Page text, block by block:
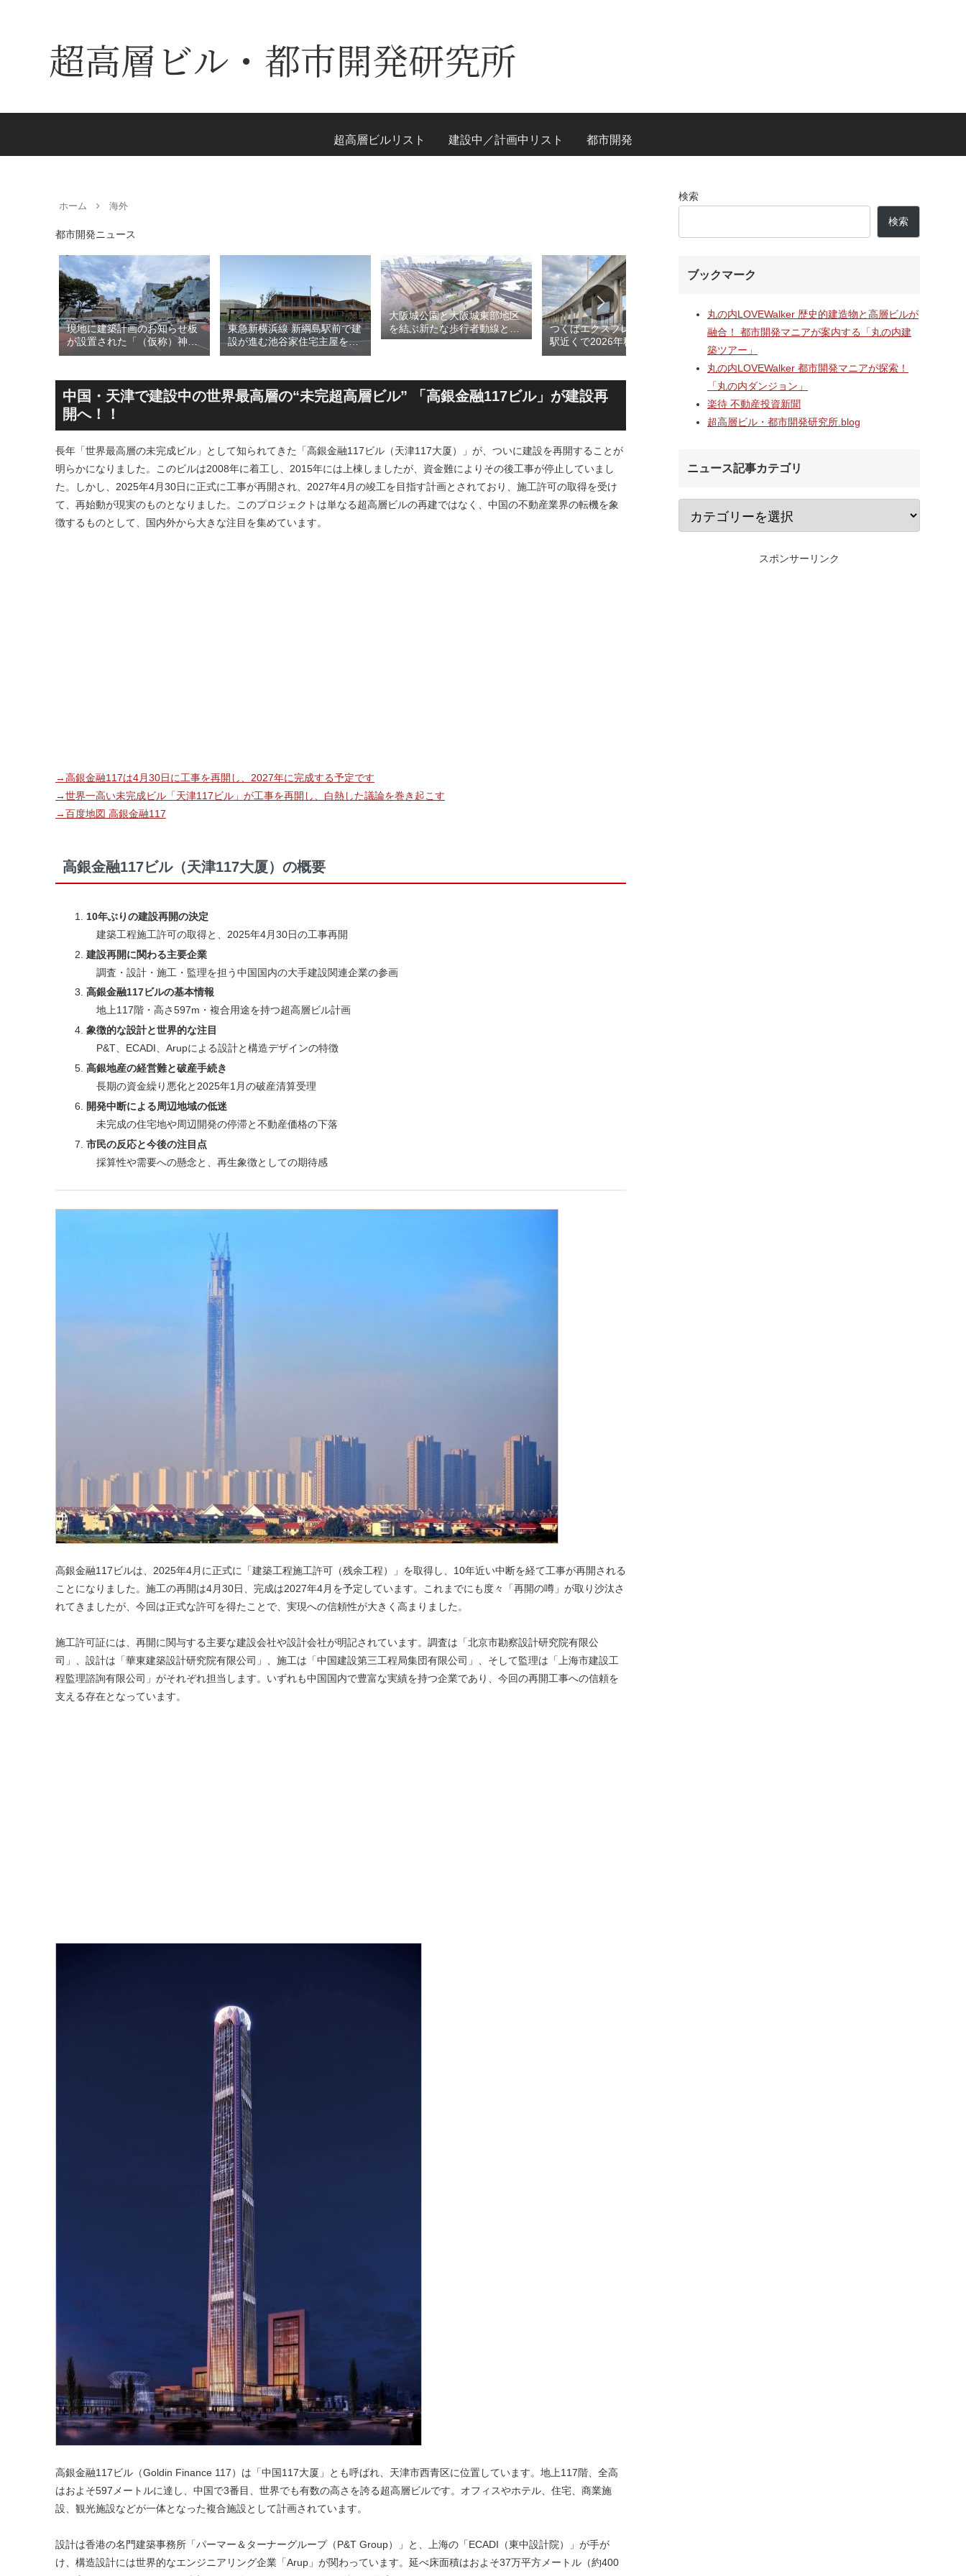
超高層ビル・都市開発研究所
超高層ビルリスト 建設中／計画中リスト 都市開発
ホーム 海外
都市開発ニュース
現地に建築計画のお知らせ板
が設置された「（仮称）神宮
前六丁目八角館建替計
SANAA設計で神宮前交差点に
新たな商業施設誕生へ！！
東急新横浜線 新綱島駅前で建
設が進む池谷家住宅主屋を活
用した「新綱島MICCA」！！
による新たな駅前拠点が2026
年秋誕生へ！！
大阪城公園と大阪城東部地区
を結ぶ新たな歩行者動線とな
る「大阪城公園接続デッ
表！！
つくばエクスプレス研究学園
駅近くで2026年秋に開業する
高架下商業施設「寿横
跡地の開発計画や商業ビル建
設進行などにより駅前商業地
が形成へ！！
海老名駅間地区のViNA
ズ）で建設中の「（仮称）フ
ァミリー棟」と「（仮称）ホ
テル温浴棟」2026年夏時点建
設状況！！天然温泉のほか子
育て・ペット関連の複合施設
の建設が進む！！
なんばのクボタ旧本
Kubota LaLa arena
中国・天津で建設中の世界最高層の“未完超高層ビル” 「高銀金融117ビル」が建設再
開へ！！
長年「世界最高層の未完成ビル」として知られてきた「高銀金融117ビル（天津117大厦）」が、ついに建設を再開することが
明らかになりました。このビルは2008年に着工し、2015年には上棟しましたが、資金難によりその後工事が停止していまし
た。しかし、2025年4月30日に正式に工事が再開され、2027年4月の竣工を目指す計画とされており、施工許可の取得を受け
て、再始動が現実のものとなりました。このプロジェクトは単なる超高層ビルの再建ではなく、中国の不動産業界の転機を象
徴するものとして、国内外から大きな注目を集めています。
→高銀金融117は4月30日に工事を再開し、2027年に完成する予定です
→世界一高い未完成ビル「天津117ビル」が工事を再開し、白熱した議論を巻き起こす
→百度地図 高銀金融117
高銀金融117ビル（天津117大厦）の概要
10年ぶりの建設再開の決定
建築工程施工許可の取得と、2025年4月30日の工事再開
建設再開に関わる主要企業
調査・設計・施工・監理を担う中国国内の大手建設関連企業の参画
高銀金融117ビルの基本情報
地上117階・高さ597m・複合用途を持つ超高層ビル計画
象徴的な設計と世界的な注目
P&T、ECADI、Arupによる設計と構造デザインの特徴
高銀地産の経営難と破産手続き
長期の資金繰り悪化と2025年1月の破産清算受理
開発中断による周辺地域の低迷
未完成の住宅地や周辺開発の停滞と不動産価格の下落
市民の反応と今後の注目点
採算性や需要への懸念と、再生象徴としての期待感
高銀金融117ビルは、2025年4月に正式に「建築工程施工許可（残余工程）」を取得し、10年近い中断を経て工事が再開される
ことになりました。施工の再開は4月30日、完成は2027年4月を予定しています。これまでにも度々「再開の噂」が取り沙汰さ
れてきましたが、今回は正式な許可を得たことで、実現への信頼性が大きく高まりました。
施工許可証には、再開に関与する主要な建設会社や設計会社が明記されています。調査は「北京市勘察設計研究院有限公
司」、設計は「華東建築設計研究院有限公司」、施工は「中国建設第三工程局集団有限公司」、そして監理は「上海市建設工
程監理諮詢有限公司」がそれぞれ担当します。いずれも中国国内で豊富な実績を持つ企業であり、今回の再開工事への信頼を
支える存在となっています。
高銀金融117ビル（Goldin Finance 117）は「中国117大厦」とも呼ばれ、天津市西青区に位置しています。地上117階、全高
はおよそ597メートルに達し、中国で3番目、世界でも有数の高さを誇る超高層ビルです。オフィスやホテル、住宅、商業施
設、観光施設などが一体となった複合施設として計画されています。
設計は香港の名門建築事務所「パーマー＆ターナーグループ（P&T Group）」と、上海の「ECADI（東中設計院）」が手が
け、構造設計には世界的なエンジニアリング企業「Arup」が関わっています。延べ床面積はおよそ37万平方メートル（約400
検索
検索
ブックマーク
丸の内LOVEWalker 歴史的建造物と高層ビルが
融合！ 都市開発マニアが案内する「丸の内建
築ツアー」
丸の内LOVEWalker 都市開発マニアが探索！
「丸の内ダンジョン」
楽待 不動産投資新聞
超高層ビル・都市開発研究所.blog
ニュース記事カテゴリ
スポンサーリンク